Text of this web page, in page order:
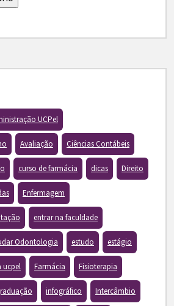
UCPel
Avaliação Ciências Contábeis
curso de farmácia dicas Direito
Enfermagem
entrar na faculdade
Odontologia estudo estágio
ucpel Farmácia Fisioterapia
infográfico Intercâmbio